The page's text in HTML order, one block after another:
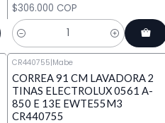
$306.000 COP
Cantidad
CR440755|Mabe
CORREA 91 CM LAVADORA 2
TINAS ELECTROLUX 0561 A-
850 E 13E EWTE55M3
CR440755